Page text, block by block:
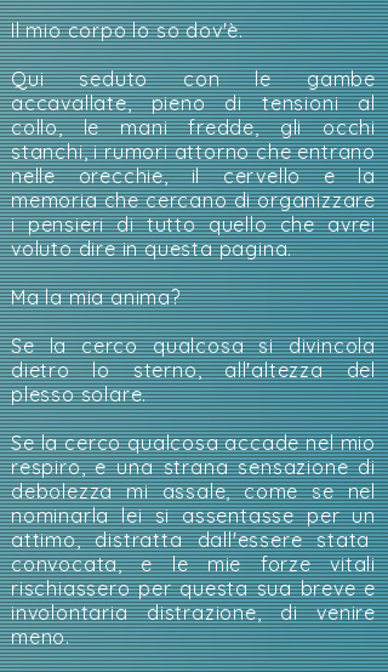
Il mio corpo lo so dov'è.
Qui seduto con le gambe
accavallate, pieno di tensioni al
collo, le mani fredde, gli occhi
stanchi, i rumori attorno che entrano
nelle orecchie, il cervello e la
memoria che cercano di organizzare
i pensieri di tutto quello che avrei
voluto dire in questa pagina.
Ma la mia anima?
Se la cerco qualcosa si divincola
dietro lo sterno, all'altezza del
plesso solare.
Se la cerco qualcosa accade nel mio
respiro, e una strana sensazione di
debolezza mi assale, come se nel
nominarla lei si assentasse per un
attimo, distratta dall'essere stata
convocata, e le mie forze vitali
rischiassero per questa sua breve e
involontaria distrazione, di venire
meno.